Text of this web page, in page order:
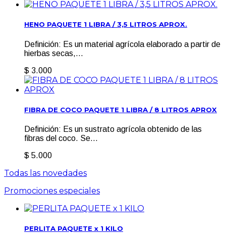
HENO PAQUETE 1 LIBRA / 3,5 LITROS APROX.
Definición: Es un material agrícola elaborado a partir de
hierbas secas,...
$ 3.000
FIBRA DE COCO PAQUETE 1 LIBRA / 8 LITROS APROX
Definición: Es un sustrato agrícola obtenido de las
fibras del coco. Se...
$ 5.000
Todas las novedades
Promociones especiales
PERLITA PAQUETE x 1 KILO